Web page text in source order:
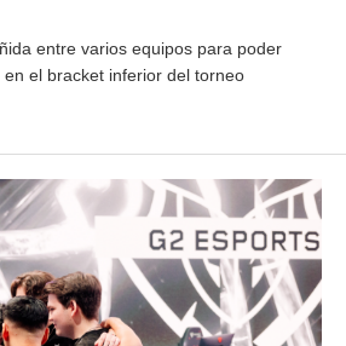
entre varios equipos para poder
el bracket inferior del torneo